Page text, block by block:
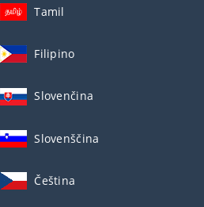
Tamil
Filipino
Slovenčina
Slovenščina
Čeština